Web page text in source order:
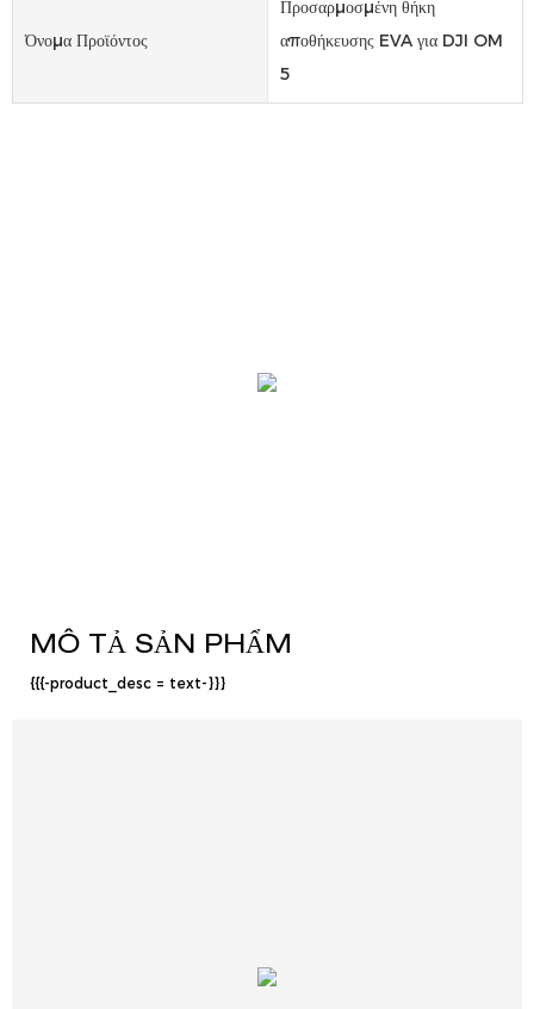
Όνομα Προϊόντος
Προσαρμοσμένη θήκη
αποθήκευσης EVA για DJI OM
5
MÔ TẢ SẢN PHẨM
{{{-product_desc = text-}}}